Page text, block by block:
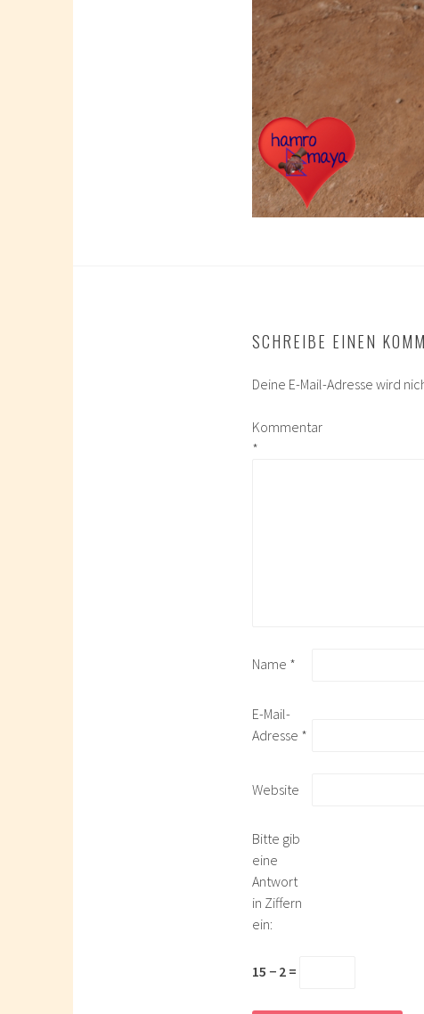
SCHREIBE EINEN
Deine E-Mail-Adresse wird
Kommentar
*
Name *
E-Mail-
Adresse *
Website
Bitte gib
eine
Antwort
in Ziffern
ein:
15 − 2 =